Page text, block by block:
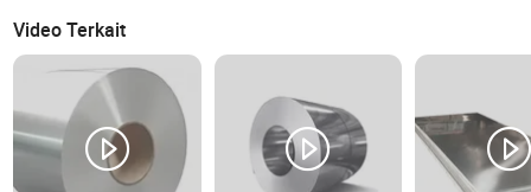
Video Terkait